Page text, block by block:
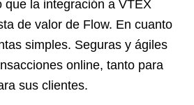
que la integración a VTEX
de valor de Flow. En cuanto
simples. Seguras y ágiles
online, tanto para
sus clientes.